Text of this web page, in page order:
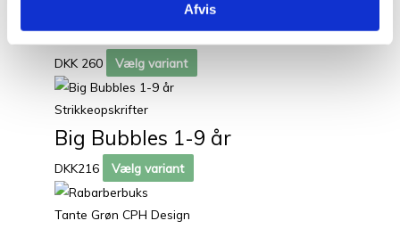
Afvis
Pelsuld
DKK 260 Vælg variant
Strikkeopskrifter
Big Bubbles 1-9 år
DKK216 Vælg variant
Tante Grøn CPH Design